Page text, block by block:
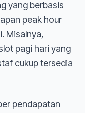
yang berbasis
peak hour
Misalnya,
pagi hari yang
cukup tersedia
pendapatan